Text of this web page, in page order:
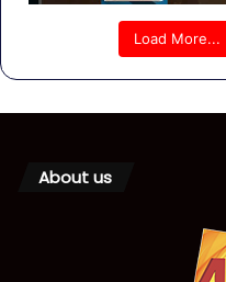
Load More...
About us